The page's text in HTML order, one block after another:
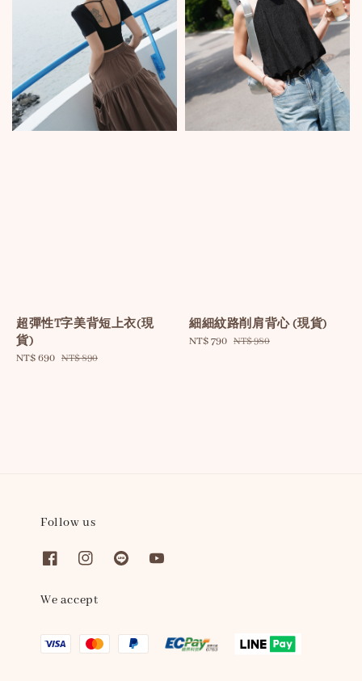
超彈性T字美背短上衣(現
貨)
Sale
NT$ 690 Regular
NT$ 890
細細紋路削肩背心 (現貨)
Sale
NT$ 790 Regular
NT$ 980
Follow us
We accept